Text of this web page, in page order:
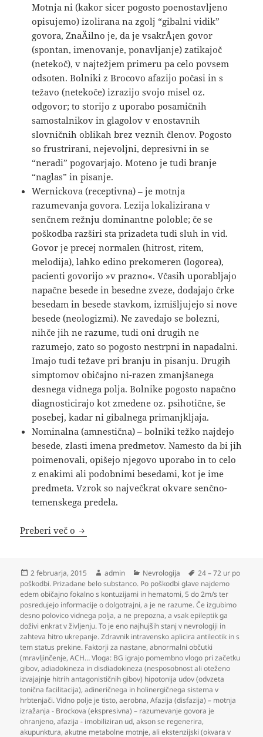
Motnja ni (kakor sicer pogosto poenostavljeno
opisujemo) izolirana na zgolj “gibalni vidik”
govora, ZnaÄilno je, da je vsakrÅ¡en govor
(spontan, imenovanje, ponavljanje) zatikajoč
(netekoč), v najtežjem primeru pa celo povsem
odsoten. Bolniki z Brocovo afazijo počasi in s
težavo (netekoče) izrazijo svojo misel oz.
odgovor; to storijo z uporabo posamičnih
samostalnikov in glagolov v enostavnih
slovničnih oblikah brez veznih členov. Pogosto
so frustrirani, nejevoljni, depresivni in se
“neradi” pogovarjajo. Moteno je tudi branje
“naglas” in pisanje.
Wernickova (receptivna) – je motnja
razumevanja govora. Lezija lokalizirana v
senčnem režnju dominantne poloble; če se
poškodba razširi sta prizadeta tudi sluh in vid.
Govor je precej normalen (hitrost, ritem,
melodija), lahko edino prekomeren (logorea),
pacienti govorijo »v prazno«. Včasih uporabljajo
napačne besede in besedne zveze, dodajajo črke
besedam in besede stavkom, izmišljujejo si nove
besede (neologizmi). Ne zavedajo se bolezni,
nihče jih ne razume, tudi oni drugih ne
razumejo, zato so pogosto nestrpni in napadalni.
Imajo tudi težave pri branju in pisanju. Drugih
simptomov običajno ni-razen zmanjšanega
desnega vidnega polja. Bolnike pogosto napačno
diagnosticirajo kot zmedene oz. psihotične, še
posebej, kadar ni gibalnega primanjkljaja.
Nominalna (amnestična) – bolniki težko najdejo
besede, zlasti imena predmetov. Namesto da bi jih
poimenovali, opišejo njegovo uporabo in to celo
z enakimi ali podobnimi besedami, kot je ime
predmeta. Vzrok so največkrat okvare senčno-
temenskega predela.
Preberi več o Nevrologija
Objavljeno
dne
2 februarja, 2015 Avtor
admin Kategorije
Nevrologija Oznake
24 – 72 ur po
poškodbi. Prizadane belo substanco. Po poškodbi glave najdemo
edem običajno fokalno s kontuzijami in hematomi,5 do 2m/s ter
posredujejo informacije o dolgotrajni,a je ne razume. Če izgubimo
desno polovico vidnega polja,a ne prepozna,a vsak epileptik ga
doživi enkrat v življenju. To je eno najhujših stanj v nevrologiji in
zahteva hitro ukrepanje. Zdravnik intravensko aplicira antileotik in s
tem status prekine. Faktorji za nastane,abnormalni občutki
(mravljinčenje,ACH… Vloga: BG igrajo pomembno vlogo pri začetku
gibov,adiadokineza in disdiadokineza (nesposobnost ali oteženo
izvajajnje hitrih antagonističnih gibov) hipotonija udov (odvzeta
tonična facilitacija),adineričnega in holinergičnega sistema v
hrbtenjači. Vidno polje je tisto,aerobna,Afazija (disfazija) – motnja
izražanja - Brockova (ekspresivna) – razumevanje govora je
ohranjeno,afazija - imobiliziran ud,akson se regenerira,
akupunktura,akutne metabolne motnje,ali ekstenzijski (okvara v